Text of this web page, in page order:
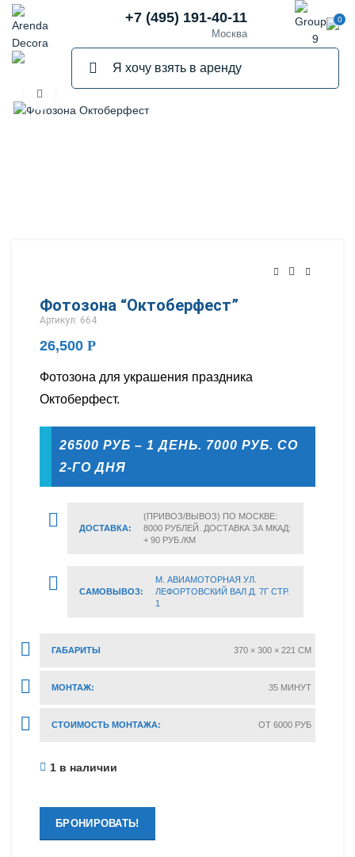
+7 (495) 191-40-11
Москва
0
Фотозона “Октоберфест”
Артикул: 664
26,500 Р
Фотозона для украшения праздника
Октоберфест.
26500 РУБ – 1 ДЕНЬ. 7000 РУБ. СО
2-ГО ДНЯ
ДОСТАВКА:
(ПРИВОЗ/ВЫВОЗ) ПО МОСКВЕ:
8000 РУБЛЕЙ. ДОСТАВКА ЗА МКАД:
+ 90 РУБ./КМ
САМОВЫВОЗ:
М. АВИАМОТОРНАЯ УЛ.
ЛЕФОРТОВСКИЙ ВАЛ Д. 7Г СТР.
1
ГАБАРИТЫ 370 × 300 × 221 CM
МОНТАЖ: 35 МИНУТ
СТОИМОСТЬ МОНТАЖА: ОТ 6000 РУБ
1 в наличии
БРОНИРОВАТЬ!